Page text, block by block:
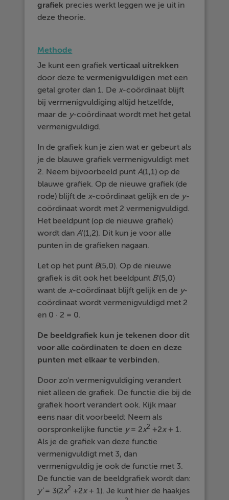
grafiek precies werkt leggen we je uit in
deze theorie.
Methode
Je kunt een grafiekverticaal uitrekken
door deze tevermenigvuldigen met een
getal groter dan 1. De x-coördinaat blijft
bij vermenigvuldiging altijd hetzelfde,
maar de y-coördinaat wordt met het getal
vermenigvuldigd.
In de grafiek kun je zien wat er gebeurt als
je de blauwe grafiek vermenigvuldigt met
2. Neem bijvoorbeeld puntA(1,1) op de
blauwe grafiek. Op de nieuwe grafiek (de
rode) blijft de x-coördinaat gelijk en de y-
coördinaat wordt met 2 vermenigvuldigd.
Het beeldpunt (op de nieuwe grafiek)
wordt danA'(1,2). Dit kun je voor alle
punten in de grafieken nagaan.
Let op het punt B(5,0). Op de nieuwe
grafiek is dit ook het beeldpunt B'(5,0)
want de x-coördinaat blijft gelijk en de y-
coördinaat wordt vermenigvuldigd met 2
en 0 · 2 = 0.
De beeldgrafiek kun je tekenen door dit
voor alle coördinaten te doen en deze
punten met elkaar te verbinden.
Door zo'n vermenigvuldiging verandert
niet alleen de grafiek. De functie die bij de
grafiek hoort verandert ook. Kijk maar
eens naar dit voorbeeld: Neem als
oorspronkelijke functie y= 2x2 +2x+ 1.
Als je de grafiek van deze functie
vermenigvuldigt met 3, dan
vermenigvuldig je ook de functie met 3.
De functie van de beeldgrafiek wordt dan:
y'= 3(2x2 +2x+ 1). Je kunt hier de haakjes